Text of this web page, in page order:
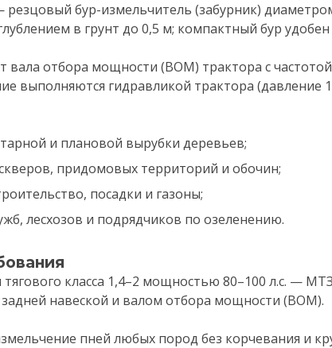
резцовый бур-измельчитель (забурник)
в грунт до 0,5 м; компактный бур
вала отбора мощности (ВОМ) трактора с
выполняются гидравликой трактора
и плановой вырубки деревьев;
придомовых территорий и обочин;
посадки и газоны;
лесхозов и подрядчиков по озеленению.
тягового класса 1,4–2 мощностью 80–100 л.с. —
навеской и валом отбора мощности (ВОМ).
пней любых пород без корчевания и